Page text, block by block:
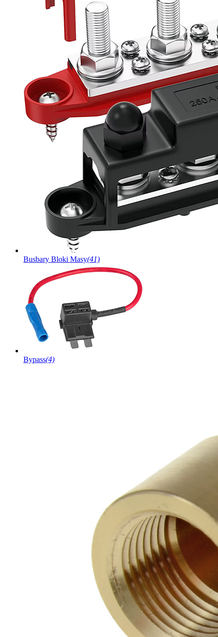
Busbary Bloki Masy(41)
Bypass(4)